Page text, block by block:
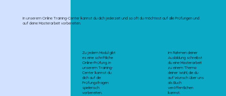
In unserem Online Training-Center kannst du dich jederzeit und so oft du möchtest auf alle Prüfungen und
auf deine Masterarbeit vorbereiten.
Zu jedem Modul gibt
es eine schriftliche
Online-Prüfung. In
unserem Training-
Center kannst du
dich auf die
Prüfungsfragen
spielerisch
vorbereiten.
Im Rahmen deiner
Ausbildung schreibst
du eine Masterarbeit
zu einem Thema
deiner Wahl, die du
auf Wunsch über uns
als Buch
veröffentlichen
kannst.